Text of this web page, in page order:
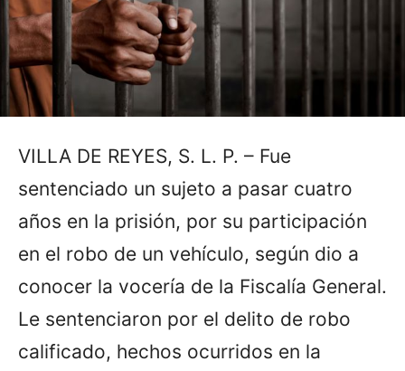
VILLA DE REYES, S. L. P. – Fue
sentenciado un sujeto a pasar cuatro
años en la prisión, por su participación
en el robo de un vehículo, según dio a
conocer la vocería de la Fiscalía General.
Le sentenciaron por el delito de robo
calificado, hechos ocurridos en la